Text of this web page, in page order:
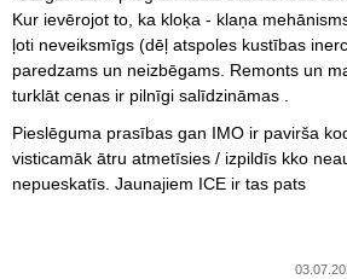
Kur ievērojot to, ka kloķa - klaņa
ļoti neveiksmīgs (dēļ atspoles kustības
paredzams un neizbēgams. Remonts un
turklāt cenas ir pilnīgi salīdzināmas .
Pieslēguma prasības gan IMO ir pavirša
visticamāk ātru atmetīsies / izpildīs kko
nepueskatīs. Jaunajiem ICE ir tas pats